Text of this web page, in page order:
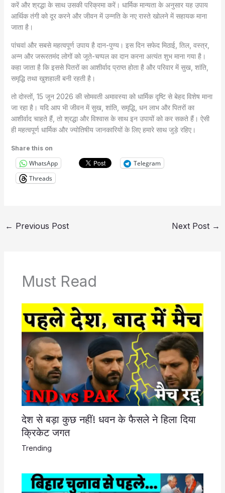
करें और श्रद्धा के साथ उसकी परिक्रमा करें। धार्मिक मान्यता के अनुसार यह उपाय
आर्थिक तंगी को दूर करने और जीवन में उन्नति के नए रास्ते खोलने में सहायक माना
जाता है।
पांचवां और सबसे महत्वपूर्ण उपाय है दान-पुण्य। इस दिन सफेद मिठाई, तिल, वस्त्र,
अन्न और जरूरतमंद लोगों को जूते-चप्पल का दान करना अत्यंत शुभ माना गया है।
कहा जाता है कि इससे पितरों का आशीर्वाद प्राप्त होता है और परिवार में सुख, शांति,
समृद्धि तथा खुशहाली बनी रहती है।
तो दोस्तों, 15 जून 2026 की सोमवती अमावस्या को धार्मिक दृष्टि से बेहद विशेष माना
जा रहा है। यदि आप भी जीवन में सुख, शांति, समृद्धि, धन लाभ और पितरों का
आशीर्वाद चाहते हैं, तो श्रद्धा और विश्वास के साथ इन उपायों को कर सकते हैं। ऐसी
ही महत्वपूर्ण धार्मिक और ज्योतिषीय जानकारियों के लिए हमारे साथ जुड़े रहिए।
Share this on
WhatsApp
Telegram
Threads
← Previous Post Next Post →
Must Read
देश से बड़ा कुछ नहीं! धवन के फैसले ने हिला दिया
क्रिकेट जगत
Trending